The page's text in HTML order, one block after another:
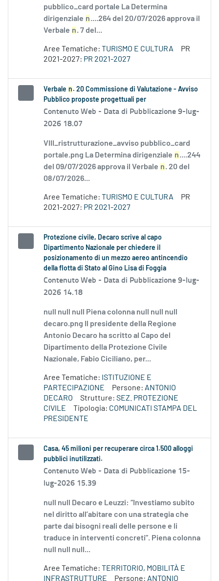
pubblico_card portale La Determina
dirigenziale n....264 del 20/07/2026 approva il
Verbale n. 7 del...
Aree Tematiche: TURISMO E CULTURA
PR
2021-2027: PR 2021-2027
Verbale n . 20 Commissione di Valutazione - Avviso
Pubblico proposte progettuali per
Contenuto Web - Data di Pubblicazione 9-lug-
2026 18.07
VIII_ristrutturazione_avviso pubblico_card
portale.png La Determina dirigenziale n....244
del 09/07/2026 approva il Verbale n. 20 del
08/07/2026...
Aree Tematiche: TURISMO E CULTURA
PR
2021-2027: PR 2021-2027
Protezione civile, Decaro scrive al capo
Dipartimento Nazionale per chiedere il
posizionamento di un mezzo aereo antincendio
della flotta di Stato al Gino Lisa di Foggia
Contenuto Web - Data di Pubblicazione 9-lug-
2026 14.18
null null null Piena colonna null null null
decaro.png Il presidente della Regione
Antonio Decaro ha scritto al Capo del
Dipartimento della Protezione Civile
Nazionale, Fabio Ciciliano, per...
Aree Tematiche: ISTITUZIONE E
PARTECIPAZIONE
Persone: ANTONIO
DECARO
Strutture: SEZ. PROTEZIONE
CIVILE
Tipologia: COMUNICATI STAMPA DEL
PRESIDENTE
Casa, 45 milioni per recuperare circa 1.500 alloggi
pubblici inutilizzati.
Contenuto Web - Data di Pubblicazione 15-
lug-2026 15.39
null null Decaro e Leuzzi: “Investiamo subito
nel diritto all’abitare con una strategia che
parte dai bisogni reali delle persone e li
traduce in interventi concreti”. Piena colonna
null null null...
Aree Tematiche: TERRITORIO, MOBILITÀ E
INFRASTRUTTURE
Persone: ANTONIO